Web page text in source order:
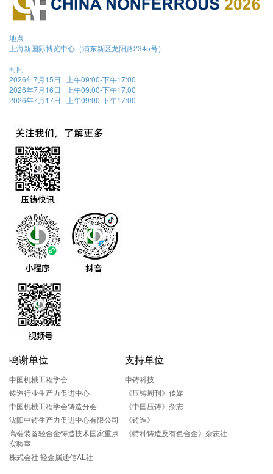
地点
上海新国际博览中心（浦东新区龙阳路2345号）
时间
2026年7月15日 上午09:00-下午17:00
2026年7月16日 上午09:00-下午17:00
2026年7月17日 上午09:00-下午17:00
鸣谢单位
中国机械工程学会
铸造行业生产力促进中心
中国机械工程学会铸造分会
沈阳中铸生产力促进中心有限公司
高端装备轻合金铸造技术国家重点
实验室
株式会社 轻金属通信AL社
支持单位
中铸科技
《压铸周刊》传媒
《中国压铸》杂志
《铸造》
《特种铸造及有色合金》杂志社